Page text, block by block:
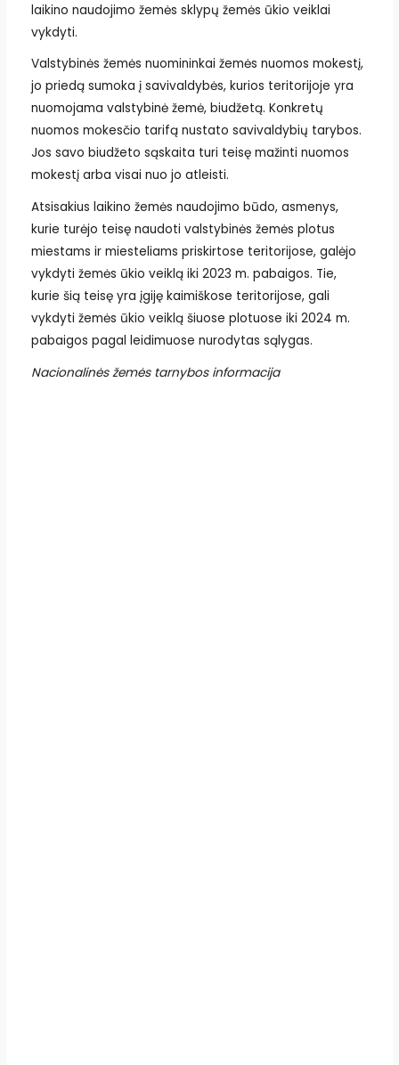
laikino naudojimo žemės sklypų žemės ūkio veiklai
vykdyti.
Valstybinės žemės nuomininkai žemės nuomos mokestį,
jo priedą sumoka į savivaldybės, kurios teritorijoje yra
nuomojama valstybinė žemė, biudžetą. Konkretų
nuomos mokesčio tarifą nustato savivaldybių tarybos.
Jos savo biudžeto sąskaita turi teisę mažinti nuomos
mokestį arba visai nuo jo atleisti.
Atsisakius laikino žemės naudojimo būdo, asmenys,
kurie turėjo teisę naudoti valstybinės žemės plotus
miestams ir miesteliams priskirtose teritorijose, galėjo
vykdyti žemės ūkio veiklą iki 2023 m. pabaigos. Tie,
kurie šią teisę yra įgiję kaimiškose teritorijose, gali
vykdyti žemės ūkio veiklą šiuose plotuose iki 2024 m.
pabaigos pagal leidimuose nurodytas sąlygas.
Nacionalinės žemės tarnybos informacija